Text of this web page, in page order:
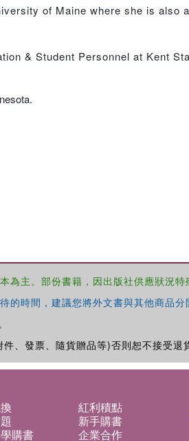
of Maine where she is also
& Student Personnel at Kent
主。部份書籍，因出版社供應狀況特
時間，建議您將外文書與其他商品
、發票、隨貨贈品等)否則恕不接受退
紅利積點
新手購書
購書
企業合作